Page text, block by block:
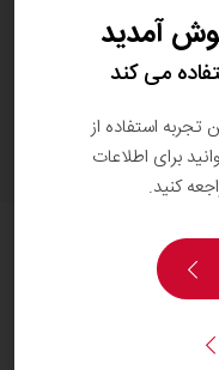
می‌شویم کمک کنیم.
و باکیفیت بی‌نظیر و
آمدید
می کند
تجربه استفاده از
برای اطلاعات
کنید.